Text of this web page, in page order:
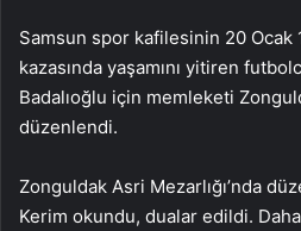
Samsun spor kafilesinin 20 Ocak
kazasında yaşamını yitiren
Badalıoğlu için memleketi
düzenlendi.
Zonguldak Asri Mezarlığı’nda
Kerim okundu, dualar edildi.